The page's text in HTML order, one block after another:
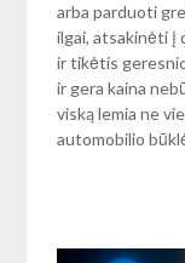
arba parduoti
ilgai, atsakinėti į
ir tikėtis
ir gera kaina
viską lemia ne
automobilio